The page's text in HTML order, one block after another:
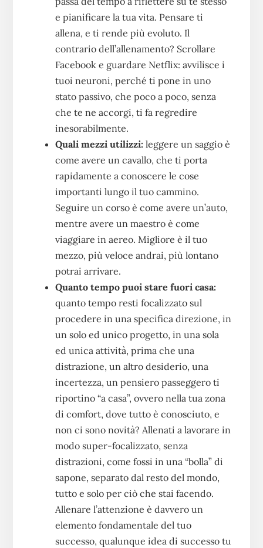
e pianificare la tua vita. Pensare ti
allena, e ti rende più evoluto. Il
contrario dell’allenamento? Scrollare
Facebook e guardare Netflix: avvilisce i
tuoi neuroni, perché ti pone in uno
stato passivo, che poco a poco, senza
che te ne accorgi, ti fa regredire
inesorabilmente.
Quali mezzi utilizzi: leggere un saggio è
come avere un cavallo, che ti porta
rapidamente a conoscere le cose
importanti lungo il tuo cammino.
Seguire un corso è come avere un’auto,
mentre avere un maestro è come
viaggiare in aereo. Migliore è il tuo
mezzo, più veloce andrai, più lontano
potrai arrivare.
Quanto tempo puoi stare fuori casa:
quanto tempo resti focalizzato sul
procedere in una specifica direzione, in
un solo ed unico progetto, in una sola
ed unica attività, prima che una
distrazione, un altro desiderio, una
incertezza, un pensiero passeggero ti
riportino “a casa”, ovvero nella tua zona
di comfort, dove tutto è conosciuto, e
non ci sono novità? Allenati a lavorare in
modo super-focalizzato, senza
distrazioni, come fossi in una “bolla” di
sapone, separato dal resto del mondo,
tutto e solo per ciò che stai facendo.
Allenare l’attenzione è davvero un
elemento fondamentale del tuo
successo, qualunque idea di successo tu